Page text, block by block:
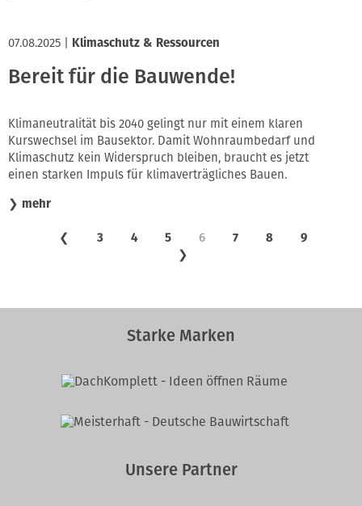
07.08.2025 Klimaschutz & Ressourcen
Bereit für die Bauwende!
Klimaneutralität bis 2040 gelingt nur mit einem klaren
Kurswechsel im Bausektor. Damit Wohnraumbedarf und
Klimaschutz kein Widerspruch bleiben, braucht es jetzt
einen starken Impuls für klimaverträgliches Bauen.
❯ mehr
❮ 3 4 5 6 7 8
9
❯
Starke Marken
Unsere Partner